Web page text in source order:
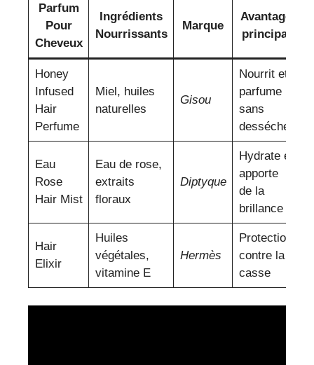
Parfum
Pour
Cheveux
Ingrédients
Nourrissants
Marque
Avantage
principal
Honey
Infused
Hair
Perfume
Miel, huiles
naturelles
Gisou
Nourrit et
parfume
sans
dessécher
Eau
Rose
Hair Mist
Eau de rose,
extraits
floraux
Diptyque
Hydrate et
apporte
de la
brillance
Hair
Elixir
Huiles
végétales,
vitamine E
Hermès
Protection
contre la
casse